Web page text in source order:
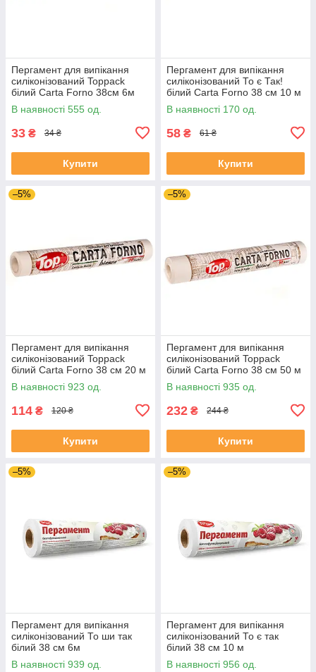
Пергамент для випікання
силіконізований Toppack
білий Carta Forno 38см 6м
В наявності 555 од.
33 ₴ 34 ₴
Купити
Пергамент для випікання
силіконізований То є Так!
білий Carta Forno 38 см 10 м
В наявності 170 од.
58 ₴ 61 ₴
Купити
–5%
Пергамент для випікання
силіконізований Toppack
білий Carta Forno 38 см 20 м
В наявності 923 од.
114 ₴ 120 ₴
Купити
–5%
Пергамент для випікання
силіконізований Toppack
білий Carta Forno 38 см 50 м
В наявності 935 од.
232 ₴ 244 ₴
Купити
–5%
Пергамент для випікання
силіконізований То ши так
білий 38 см 6м
В наявності 939 од.
–5%
Пергамент для випікання
силіконізований То є так
білий 38 см 10 м
В наявності 956 од.